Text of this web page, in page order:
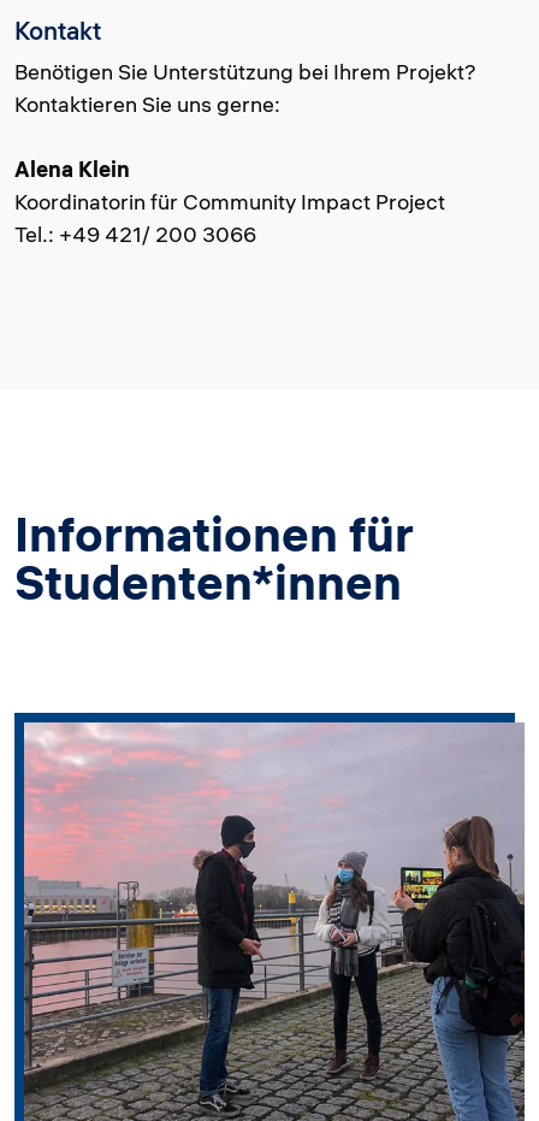
Kontakt
Benötigen Sie Unterstützung bei Ihrem Projekt?
Kontaktieren Sie uns gerne:
Alena Klein
Koordinatorin für Community Impact Project
Tel.: +49 421/ 200 3066
Informationen für
Studenten*innen